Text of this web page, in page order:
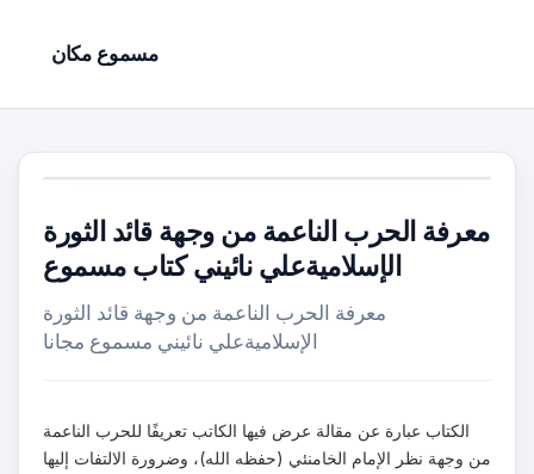
مسموع مكان
معرفة الحرب الناعمة من وجهة قائد الثورة
الإسلاميةعلي نائيني كتاب مسموع
معرفة الحرب الناعمة من وجهة قائد الثورة
الإسلاميةعلي نائيني مسموع مجانا
الكتاب عبارة عن مقالة عرض فيها الكاتب تعريفًا للحرب الناعمة
من وجهة نظر الإمام الخامنئي (حفظه الله)، وضرورة الالتفات إليها